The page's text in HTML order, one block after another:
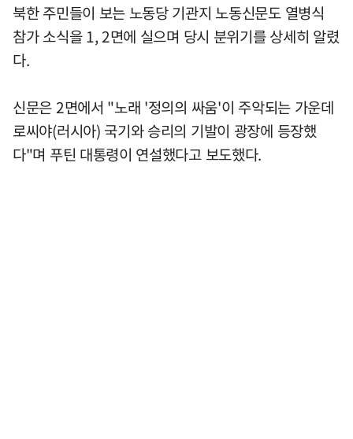
북한 주민들이 보는 노동당 기관지 노동신문도 열병식
참가 소식을 1, 2면에 실으며 당시 분위기를 상세히 알렸
다.
신문은 2면에서 "노래 '정의의 싸움'이 주악되는 가운데
로씨야(러시아) 국기와 승리의 기발이 광장에 등장했
다"며 푸틴 대통령이 연설했다고 보도했다.